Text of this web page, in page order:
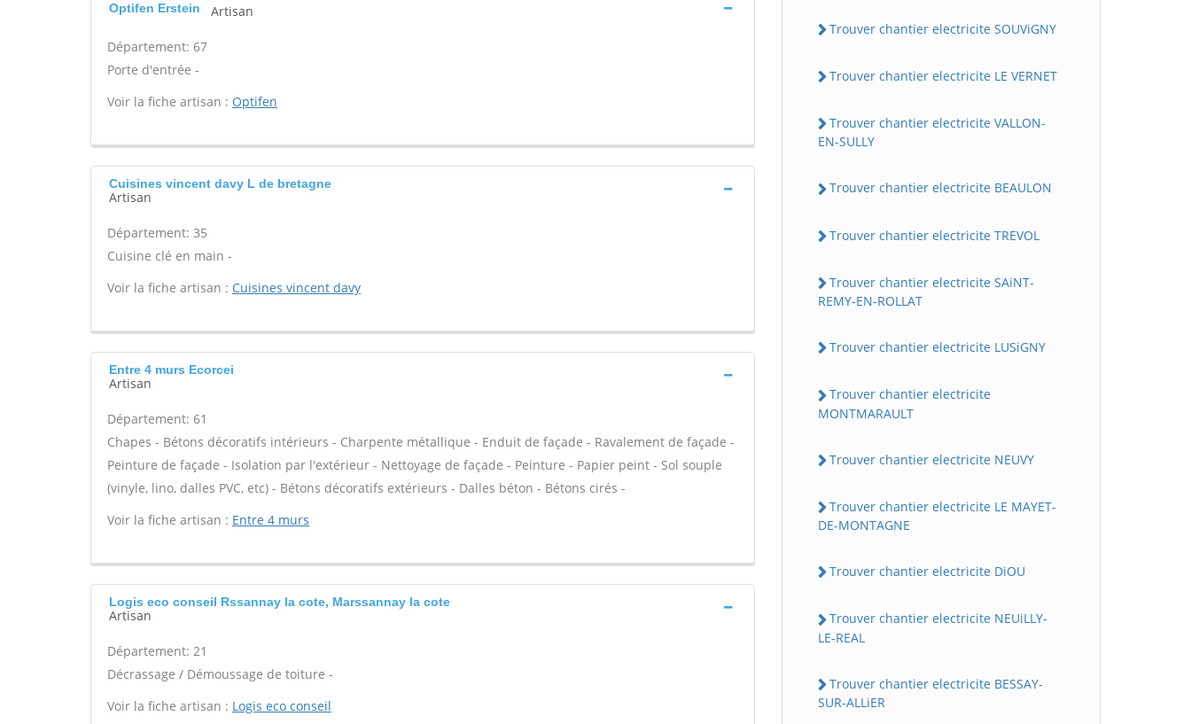
Optifen Erstein Artisan
Département: 67
Porte d'entrée -
Voir la fiche artisan : Optifen
Cuisines vincent davy L de bretagne
Artisan
Département: 35
Cuisine clé en main -
Voir la fiche artisan : Cuisines vincent davy
Entre 4 murs Ecorcei
Artisan
Département: 61
Chapes - Bétons décoratifs intérieurs - Charpente métallique - Enduit de façade - Ravalement de façade -
Peinture de façade - Isolation par l'extérieur - Nettoyage de façade - Peinture - Papier peint - Sol souple
(vinyle, lino, dalles PVC, etc) - Bétons décoratifs extérieurs - Dalles béton - Bétons cirés -
Voir la fiche artisan : Entre 4 murs
Logis eco conseil Rssannay la cote, Marssannay la cote
Artisan
Département: 21
Décrassage / Démoussage de toiture -
Voir la fiche artisan : Logis eco conseil
Trouver chantier electricite SOUViGNY
Trouver chantier electricite LE VERNET
Trouver chantier electricite VALLON-
EN-SULLY
Trouver chantier electricite BEAULON
Trouver chantier electricite TREVOL
Trouver chantier electricite SAiNT-
REMY-EN-ROLLAT
Trouver chantier electricite LUSiGNY
Trouver chantier electricite
MONTMARAULT
Trouver chantier electricite NEUVY
Trouver chantier electricite LE MAYET-
DE-MONTAGNE
Trouver chantier electricite DiOU
Trouver chantier electricite NEUiLLY-
LE-REAL
Trouver chantier electricite BESSAY-
SUR-ALLiER